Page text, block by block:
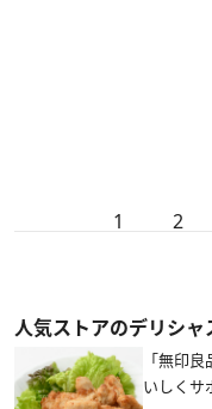
1 2
人気ストアのデリシャ
「無印
いしくサ